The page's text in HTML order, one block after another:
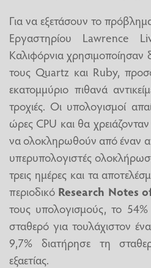
Για να εξετάσουν το
Εργαστηρίου Lawrence
Καλιφόρνια χρησιμοποίησαν
τους Quartz και Ruby,
εκατομμύριο πιθανά
τροχιές. Οι υπολογισμοί
ώρες CPU και θα
να ολοκληρωθούν από έναν
υπερυπολογιστές
τρεις ημέρες και τα
περιοδικό Research Notes
τους υπολογισμούς, το
σταθερό για τουλάχιστον
9,7% διατήρησε τη
εξαετίας.